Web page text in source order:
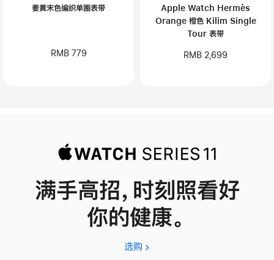
姜黄末色编织单圈表带
RMB 779
Apple Watch Hermès
Orange 橙色 Kilim Single
Tour 表带
RMB 2,699
满手高招，时刻照看好
你的健康。
选购 Apple